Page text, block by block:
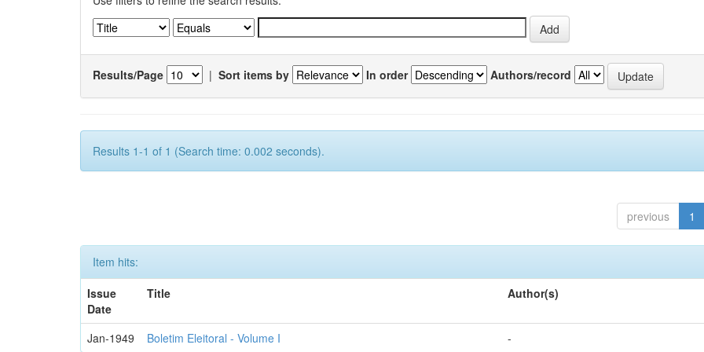
Results/Page | Sort items by In order Authors/record
Results 1-1 of 1 (Search time: 0.002 seconds).
previous 1
Item hits:
Issue
Date
Title Author(s)
Jan-1949 Boletim Eleitoral - Volume I -